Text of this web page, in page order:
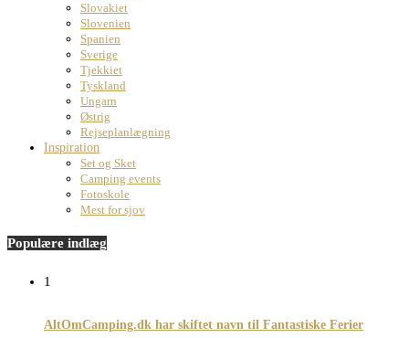
Slovakiet
Slovenien
Spanien
Sverige
Tjekkiet
Tyskland
Ungarn
Østrig
Rejseplanlægning
Inspiration
Set og Sket
Camping events
Fotoskole
Mest for sjov
Populære indlæg
1
AltOmCamping.dk har skiftet navn til Fantastiske Ferier